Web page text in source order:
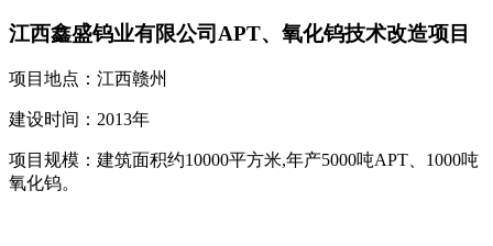
江西鑫盛钨业有限公司APT、氧化钨技术改造项目
项目地点： 江西赣州
建设时间： 2013年
项目规模： 建筑面积约10000平方米,年产5000吨APT、1000吨
氧化钨。